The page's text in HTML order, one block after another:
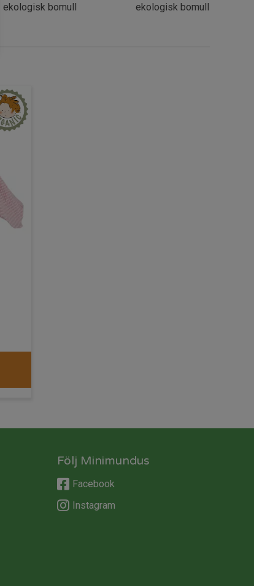
ekologisk bomull
ekologisk bomull
Följ Minimundus
Facebook
Instagram